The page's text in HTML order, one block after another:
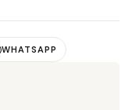
WHATSAPP